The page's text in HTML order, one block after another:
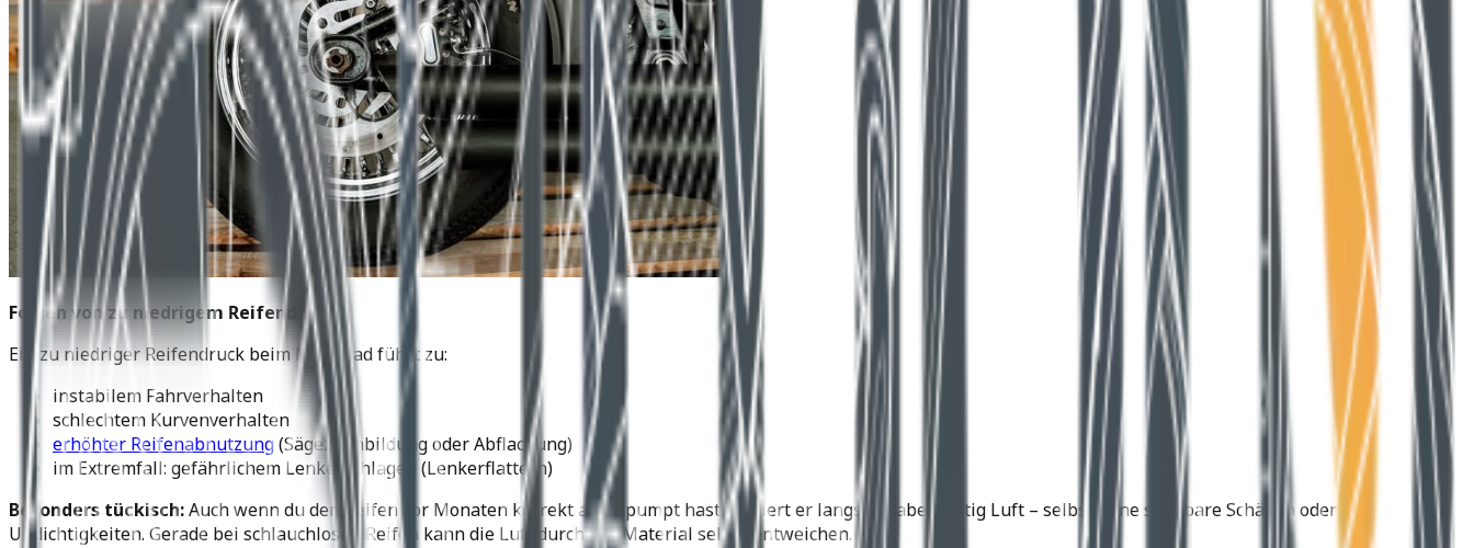
Folgen von zu niedrigem Reifendruck
Ein zu niedriger Reifendruck beim Motorrad führt zu:
instabilem Fahrverhalten
schlechtem Kurvenverhalten
erhöhter Reifenabnutzung (Sägezahnbildung oder Abflachung)
im Extremfall: gefährlichem Lenkerschlagen (Lenkerflattern)
Besonders tückisch:Auch wenn du den Reifen vor Monaten korrekt aufgepumpt hast, verliert er langsam, aber stetig Luft – selbst ohne sichtbare Schäden oder
Undichtigkeiten. Gerade bei schlauchlosen Reifen kann die Luft durch das Material selbst entweichen.